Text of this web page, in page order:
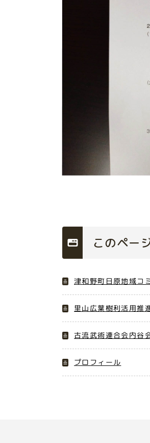
このペー
津和野町日原地域コ
里山広葉樹利活用推
古流武術連合会内谷
プロフィール